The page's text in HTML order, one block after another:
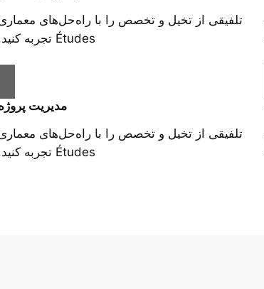
تلفیقی از تخیل و تخصص را با راه‌حل‌های
Études تجربه کنید.
مدیریت
تلفیقی از تخیل و تخصص را با راه‌حل‌های
Études تجربه کنید.